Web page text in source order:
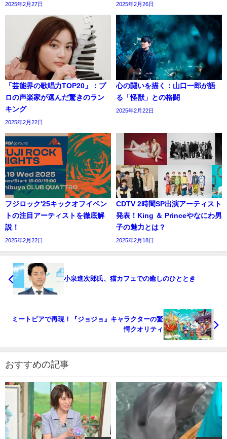
2025年2月27日 2025年2月26日
「芸能界の歌唱力TOP20」：プ
ロの声楽家が選んだ驚きのラン
キング
2025年2月22日
心の闘いを描く：山口一郎が語
る「怪獣」との格闘
2025年2月22日
フジロック'25キックオフイベン
トの注目アーティストを徹底解
説！
2025年2月22日
CDTV 2時間SP出演アーティスト
発表！King ＆ Princeやなにわ男
子の魅力とは？
2025年2月18日
小泉進次郎氏、猫カフェでの癒しのひととき
ミートピアで再現！『ジョジョ』キャラクターの驚
愕クオリティ
おすすめの記事